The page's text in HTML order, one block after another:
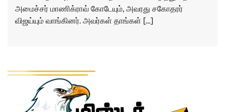
அமைச்சர் மாணிக்ராவ் கோடேயும், அவரது சகோதரர்
விஜய்யும் வாங்கினர். அவர்கள் தாங்கள் […]